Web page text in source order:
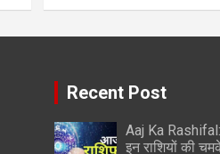
Recent Post
Aaj Ka Rashifal:
इन राशियों की